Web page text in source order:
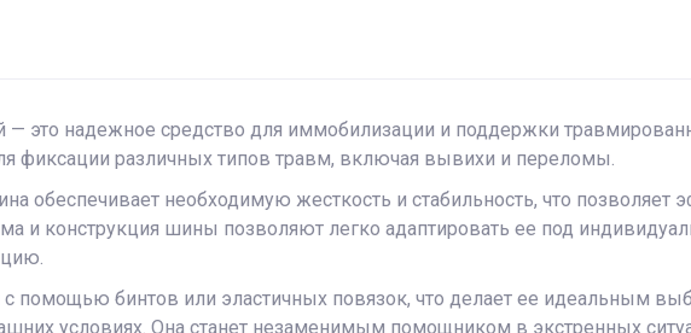
— это надежное средство для иммобилизации и поддержки
фиксации различных типов травм, включая вывихи и переломы.
обеспечивает необходимую жесткость и стабильность, что позволяет
и конструкция шины позволяют легко адаптировать ее под
помощью бинтов или эластичных повязок, что делает ее идеальным
условиях. Она станет незаменимым помощником в экстренных